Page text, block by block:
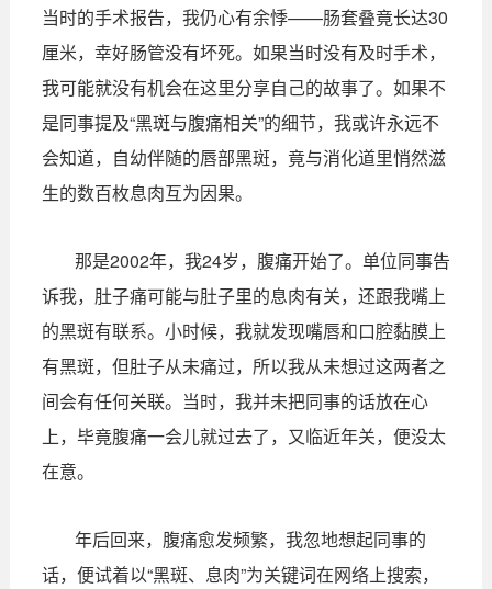
当时的手术报告，我仍心有余悸——肠套叠竟长达30
厘米，幸好肠管没有坏死。如果当时没有及时手术，
我可能就没有机会在这里分享自己的故事了。如果不
是同事提及“黑斑与腹痛相关”的细节，我或许永远不
会知道，自幼伴随的唇部黑斑，竟与消化道里悄然滋
生的数百枚息肉互为因果。
那是2002年，我24岁，腹痛开始了。单位同事告
诉我，肚子痛可能与肚子里的息肉有关，还跟我嘴上
的黑斑有联系。小时候，我就发现嘴唇和口腔黏膜上
有黑斑，但肚子从未痛过，所以我从未想过这两者之
间会有任何关联。当时，我并未把同事的话放在心
上，毕竟腹痛一会儿就过去了，又临近年关，便没太
在意。
年后回来，腹痛愈发频繁，我忽地想起同事的
话，便试着以“黑斑、息肉”为关键词在网络上搜索，